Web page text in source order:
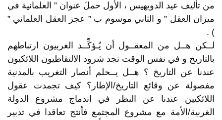
من تأليف عيد الدويهيس ، الأول حملَ عنوان ” العلمانية في
ميزان العقل ” و الثاني موسوم ب ” عجز العقل العلماني ”
) .
لــكن هــل من المعقــول أن يُـؤكِّــد الغربيون ارتباطهم
بالتاريخ و في نفس الوقت تجد شرود الالتقاطيون اللائكيون
عندنا عن التاريخ ؟ هــل يــحلم أنصار التغريب بالمدنية
مفصولة عن وقائع التاريخ/الإطار؟ كيف تجمدت عقول
اللائكيين عندنا عن النظر في اندماج مشروع الدولة
الغربية/الأمة مع مشروع المجتمع فأنتج تعاقدا في تدبير